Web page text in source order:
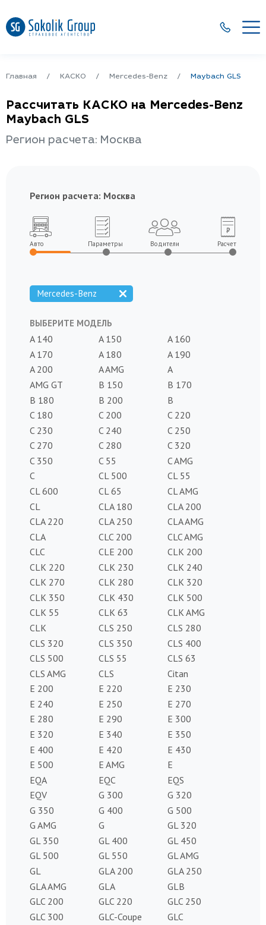
Главная КАСКО Mercedes-Benz Maybach GLS
Рассчитать КАСКО на Mercedes-Benz
Maybach GLS
Регион расчета: Москва
Регион расчета: Москва
Авто Параметры Водители Расчет
Mercedes-Benz
ВЫБЕРИТЕ МОДЕЛЬ
A 140 A 150
A 160
A 170
A 180
A 190
A 200
A AMG
A
AMG GT
B 150
B 170
B 180
B 200
B
C 180
C 200
C 220
C 230
C 240
C 250
C 270
C 280
C 320
C 350
C 55
C AMG
C
CL 500
CL 55
CL 600
CL 65
CL AMG
CL
CLA 180
CLA 200
CLA 220
CLA 250
CLA AMG
CLA
CLC 200
CLC AMG
CLC
CLE 200
CLK 200
CLK 220
CLK 230
CLK 240
CLK 270
CLK 280
CLK 320
CLK 350
CLK 430
CLK 500
CLK 55
CLK 63
CLK AMG
CLK
CLS 250
CLS 280
CLS 320
CLS 350
CLS 400
CLS 500
CLS 55
CLS 63
CLS AMG
CLS
Citan
E 200
E 220
E 230
E 240
E 250
E 270
E 280
E 290
E 300
E 320
E 340
E 350
E 400
E 420
E 430
E 500
E AMG
E
EQA
EQC
EQS
EQV
G 300
G 320
G 350
G 400
G 500
G AMG
G
GL 320
GL 350
GL 400
GL 450
GL 500
GL 550
GL AMG
GL
GLA 200
GLA 250
GLA AMG
GLA
GLB
GLC 200
GLC 220
GLC 250
GLC 300
GLC-Coupe
GLC